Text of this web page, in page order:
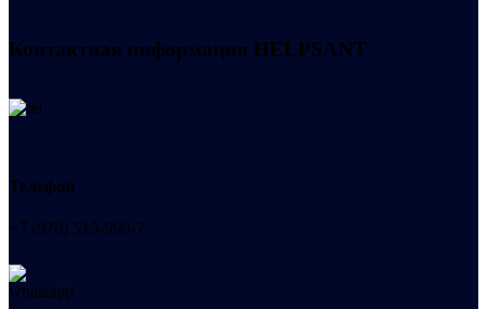
Контактная информация HELPSANT
Телефон
+7 (978) 515-999-7